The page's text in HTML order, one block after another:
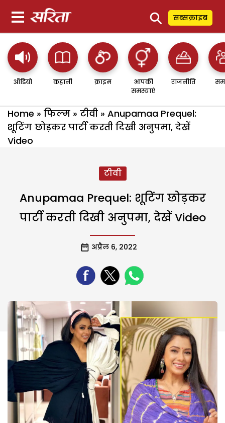
⚲ सब्सक्राइब
ऑडियो कहानी क्राइम
आपकी
समस्याएं
राजनीति
Home » फिल्म » टीवी » Anupamaa Prequel:
शूटिंग छोड़कर पार्टी करती दिखी अनुपमा, देखें
Video
टीवी
Anupamaa Prequel: शूटिंग छोड़कर
पार्टी करती दिखी अनुपमा, देखें Video
अप्रैल 6, 2022